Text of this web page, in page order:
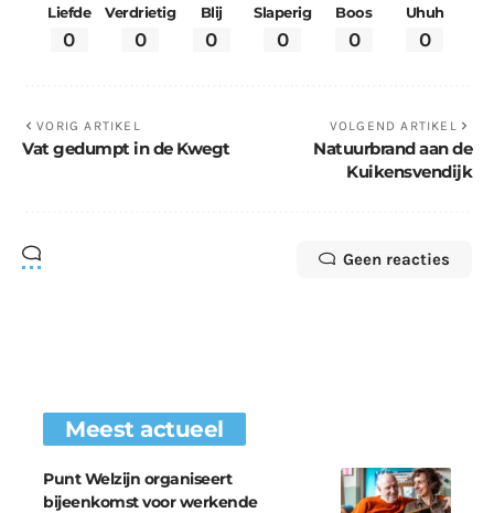
Liefde
0
Verdrietig
0
Blij
0
Slaperig
0
Boos
0
Uhuh
0
VORIG ARTIKEL
Vat gedumpt in de Kwegt
VOLGEND ARTIKEL
Natuurbrand aan de
Kuikensvendijk
Geen reacties
Meest actueel
Punt Welzijn organiseert
bijeenkomst voor werkende